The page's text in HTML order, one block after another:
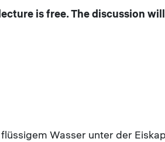
is free. The discussion
Wasser unter der